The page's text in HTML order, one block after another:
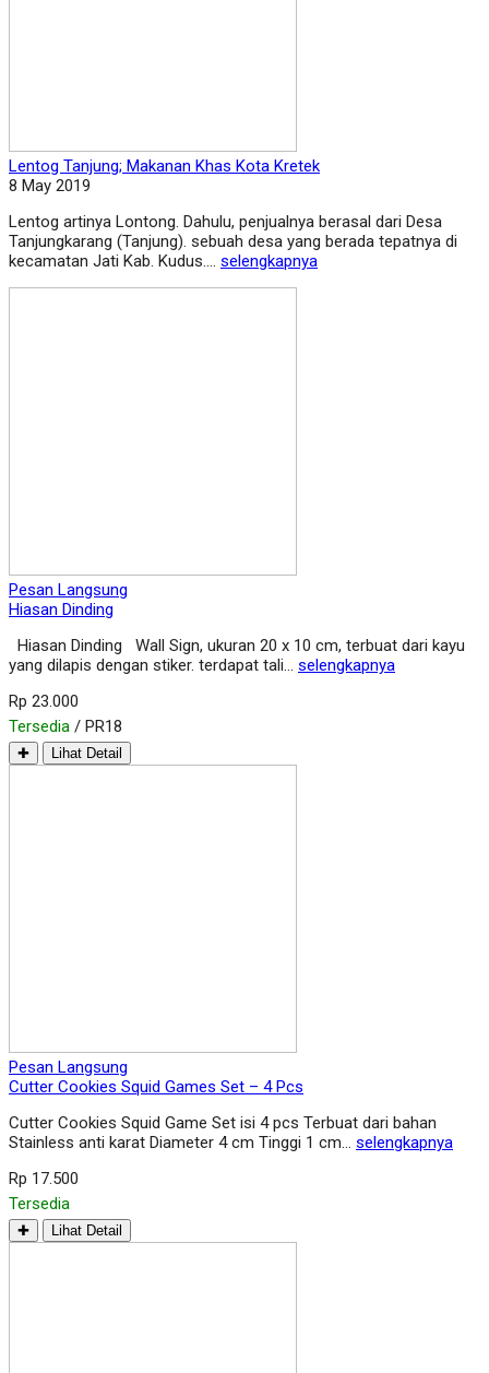
Lentog Tanjung; Makanan Khas Kota Kretek
8 May 2019
Lentog artinya Lontong. Dahulu, penjualnya berasal dari Desa
Tanjungkarang (Tanjung). sebuah desa yang berada tepatnya di
kecamatan Jati Kab. Kudus.... selengkapnya
Pesan Langsung
Hiasan Dinding
Hiasan Dinding Wall Sign, ukuran 20 x 10 cm, terbuat dari kayu
yang dilapis dengan stiker. terdapat tali… selengkapnya
Rp 23.000
Tersedia / PR18
✚ Lihat Detail
Pesan Langsung
Cutter Cookies Squid Games Set – 4 Pcs
Cutter Cookies Squid Game Set isi 4 pcs Terbuat dari bahan
Stainless anti karat Diameter 4 cm Tinggi 1 cm… selengkapnya
Rp 17.500
Tersedia
✚ Lihat Detail